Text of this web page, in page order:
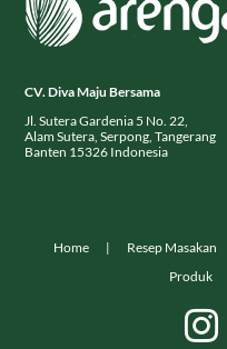
CV. Diva Maju Bersama
Jl. Sutera Gardenia 5 No. 22,
Alam Sutera, Serpong, Tangerang
Banten 15326 Indonesia
Home Resep Masakan
Produk